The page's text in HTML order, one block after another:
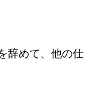
辞めて、他の仕